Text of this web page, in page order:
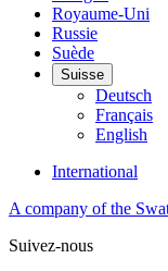
Royaume-Uni
Russie
Suède
Suisse
Deutsch
Français
English
International
A company of the
Suivez-nous